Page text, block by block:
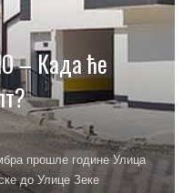
– Где
отпад?
нам се питањем где